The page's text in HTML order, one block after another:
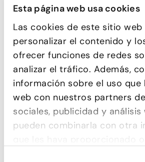
Esta página web usa cookies
Las cookies de este sitio web
personalizar el contenido y
ofrecer funciones de redes
analizar el tráfico. Además,
información sobre el uso que
web con nuestros partners
sociales, publicidad y análisis
pueden combinarla con otra